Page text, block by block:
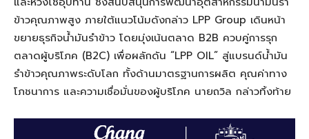
ข้าวคุณภาพสูง ภายใต้แนวโน้มดังกล่าว LPP Group เดินหน้า
ขยายธุรกิจน้ำมันรำข้าว โดยมุ่งเน้นตลาด B2B ควบคู่การรุก
ตลาดผู้บริโภค (B2C) เพื่อผลักดัน “LPP OIL” สู่แบรนด์น้ำมัน
รำข้าวคุณภาพระดับโลก ทั้งด้านมาตรฐานการผลิต คุณค่าทาง
โภชนาการ และความเชื่อมั่นของผู้บริโภค นายถวิล กล่าวทิ้งท้าย